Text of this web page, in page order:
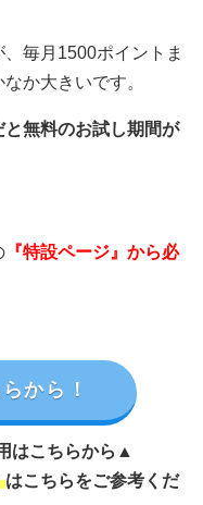
毎月1500ポイントま
か大きいです。
無料のお試し期間が
『特設ページ』から必
から！
はこちらから▲
はこちらをご参考くだ